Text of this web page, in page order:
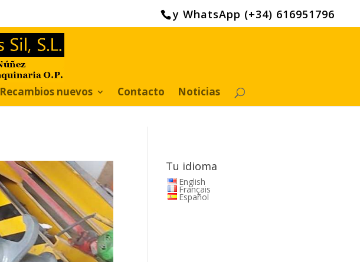
y WhatsApp (+34) 616951796
Recambios nuevos Contacto Noticias
Tu idioma
English
Français
Español